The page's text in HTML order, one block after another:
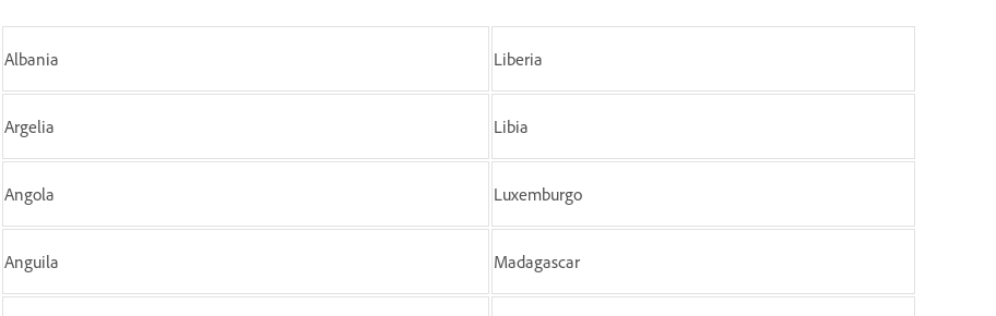
Albania Liberia
Argelia Libia
Angola Luxemburgo
Anguila Madagascar